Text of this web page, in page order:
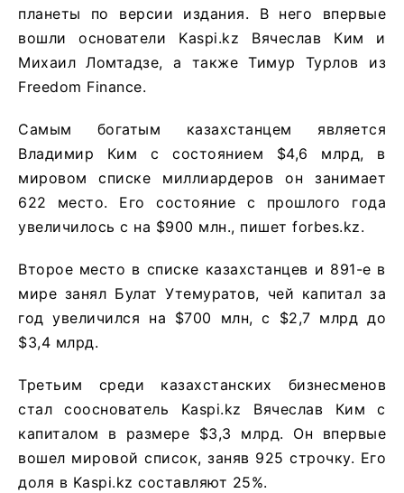
планеты по версии издания. В него впервые
вошли основатели Kaspi.kz Вячеслав Ким и
Михаил Ломтадзе, а также Тимур Турлов из
Freedom Finance.
Самым богатым казахстанцем является
Владимир Ким с состоянием $4,6 млрд, в
мировом списке миллиардеров он занимает
622 место. Его состояние с прошлого года
увеличилось с на $900 млн., пишет forbes.kz.
Второе место в списке казахстанцев и 891-е в
мире занял Булат Утемуратов, чей капитал за
год увеличился на $700 млн, с $2,7 млрд до
$3,4 млрд.
Третьим среди казахстанских бизнесменов
стал сооснователь Kaspi.kz Вячеслав Ким с
капиталом в размере $3,3 млрд. Он впервые
вошел мировой список, заняв 925 строчку. Его
доля в Kaspi.kz составляют 25%.